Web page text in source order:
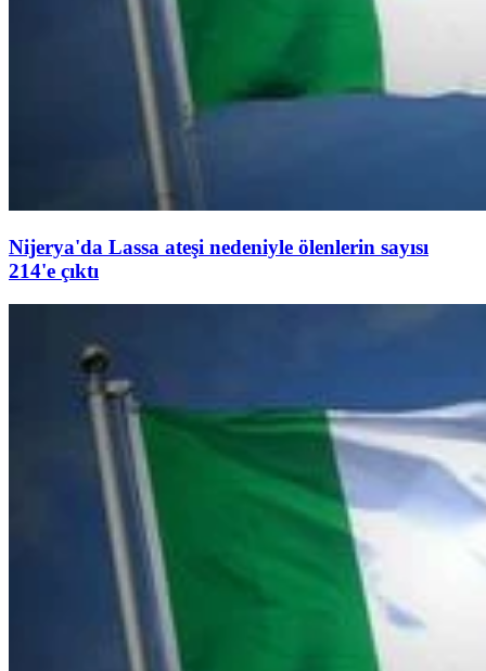
Nijerya'da Lassa ateşi nedeniyle ölenlerin sayısı
214'e çıktı